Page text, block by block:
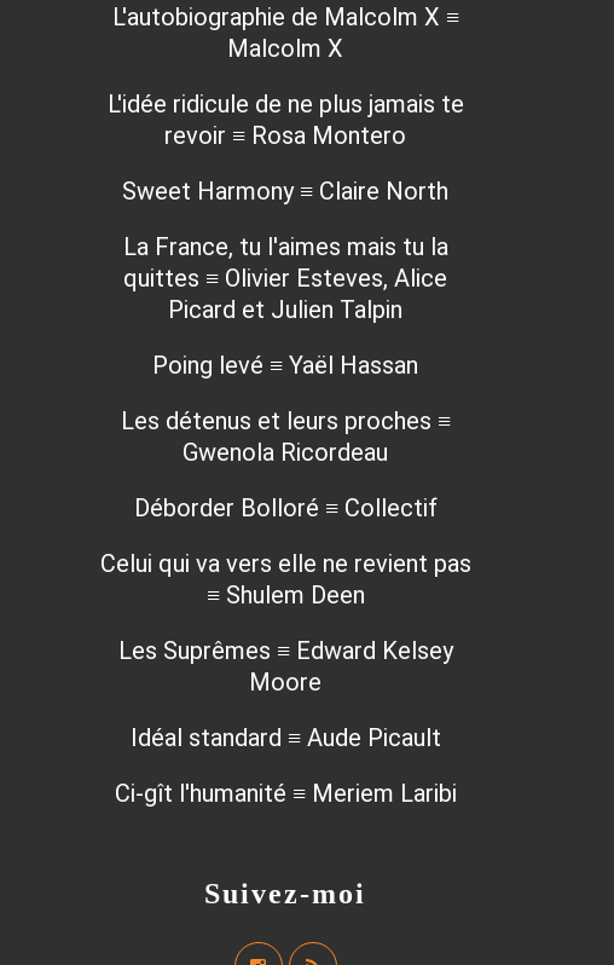
Suivez-moi
L'autobiographie de Malcolm X ≡
Malcolm X
L'idée ridicule de ne plus jamais te
revoir ≡ Rosa Montero
Sweet Harmony ≡ Claire North
La France, tu l'aimes mais tu la
quittes ≡ Olivier Esteves, Alice
Picard et Julien Talpin
Poing levé ≡ Yaël Hassan
Les détenus et leurs proches ≡
Gwenola Ricordeau
Déborder Bolloré ≡ Collectif
Celui qui va vers elle ne revient pas
≡ Shulem Deen
Les Suprêmes ≡ Edward Kelsey
Moore
Idéal standard ≡ Aude Picault
Ci-gît l'humanité ≡ Meriem Laribi